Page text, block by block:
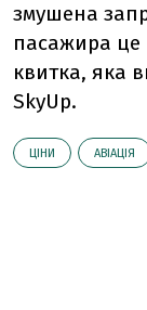
змушена
пасажира це
квитка, яка
SkyUp.
ЦІНИ АВІАЦІЯ